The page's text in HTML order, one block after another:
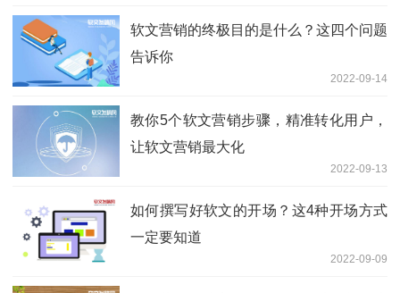
软文营销的终极目的是什么？这四个问题
告诉你
2022-09-14
教你5个软文营销步骤，精准转化用户，
让软文营销最大化
2022-09-13
如何撰写好软文的开场？这4种开场方式
一定要知道
2022-09-09